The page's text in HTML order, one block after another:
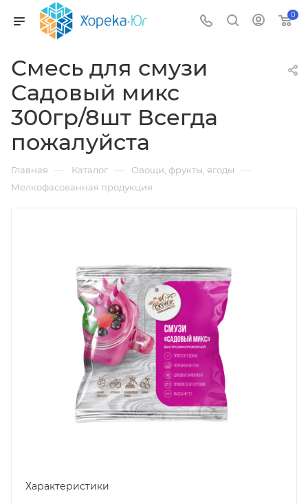
0
Смесь для смузи
Садовый микс
300гр/8шт Всегда
пожалуйста
Главная — Каталог — Овощи, фрукты, ягоды —
Мелкофасованная продукция
Характеристики